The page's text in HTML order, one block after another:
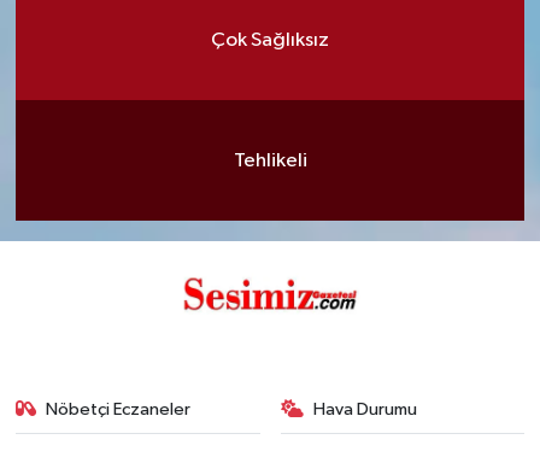
Çok Sağlıksız
Tehlikeli
Nöbetçi Eczaneler Hava Durumu